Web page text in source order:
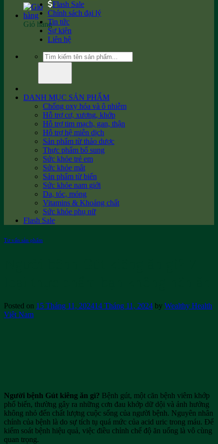
Giỏ hàng
Flash Sale
Chính sách đại lý
Tin tức
Sự kiện
Liên hệ
Tìm
kiếm:
DANH MỤC SẢN PHẨM
Chống oxy hóa và ô nhiễm
Hỗ trợ cơ, xương, khớp
Hỗ trợ tim mạch, gan, thận
Hỗ trợ hệ miễn dịch
Sản phẩm từ thảo dược
Thực phẩm bổ sung
Sức khỏe trẻ em
Sức khỏe mắt
Sản phẩm từ biển
Sức khỏe nam giới
Da, tóc, móng
Vitamins & Khoáng chất
Sức khỏe phụ nữ
Flash Sale
Tư vấn sản phẩm
Posted on 15 Tháng 11, 202414 Tháng 11, 2024 by Wealthy Health
Việt Nam
Người bệnh Gút kiêng ăn gì? Bệnh gút, một căn bệnh viêm khớp
phổ biến, thường gây ra những cơn đau khớp dữ dội và ảnh hưởng
không nhỏ đến chất lượng cuộc sống của người bệnh. Nguyên nhân
chính của bệnh là do sự tích tụ quá mức của acid uric trong máu. Để
kiểm soát bệnh hiệu quả, việc điều chỉnh chế độ ăn uống là vô cùng
quan trọng.